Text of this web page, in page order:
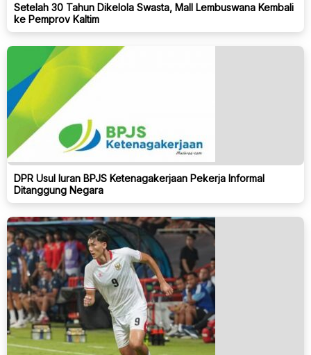
Setelah 30 Tahun Dikelola Swasta, Mall Lembuswana Kembali
ke Pemprov Kaltim
DPR Usul Iuran BPJS Ketenagakerjaan Pekerja Informal
Ditanggung Negara